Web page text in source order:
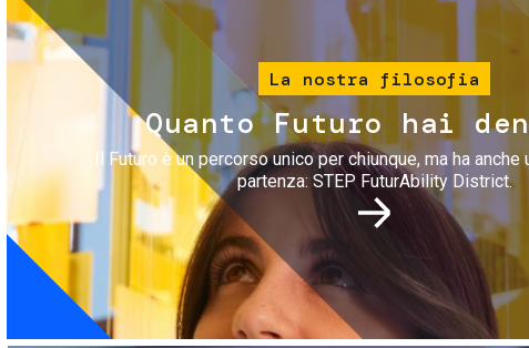
La nostra filosofia
Quanto Futuro hai
Il Futuro è un percorso unico per chiunque, ma ha anche
partenza: STEP FuturAbility District.